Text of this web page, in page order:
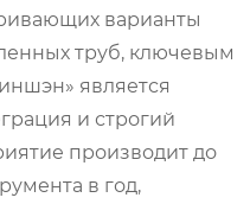
варианты
труб, ключевым
является
и строгий
производит до
в год,